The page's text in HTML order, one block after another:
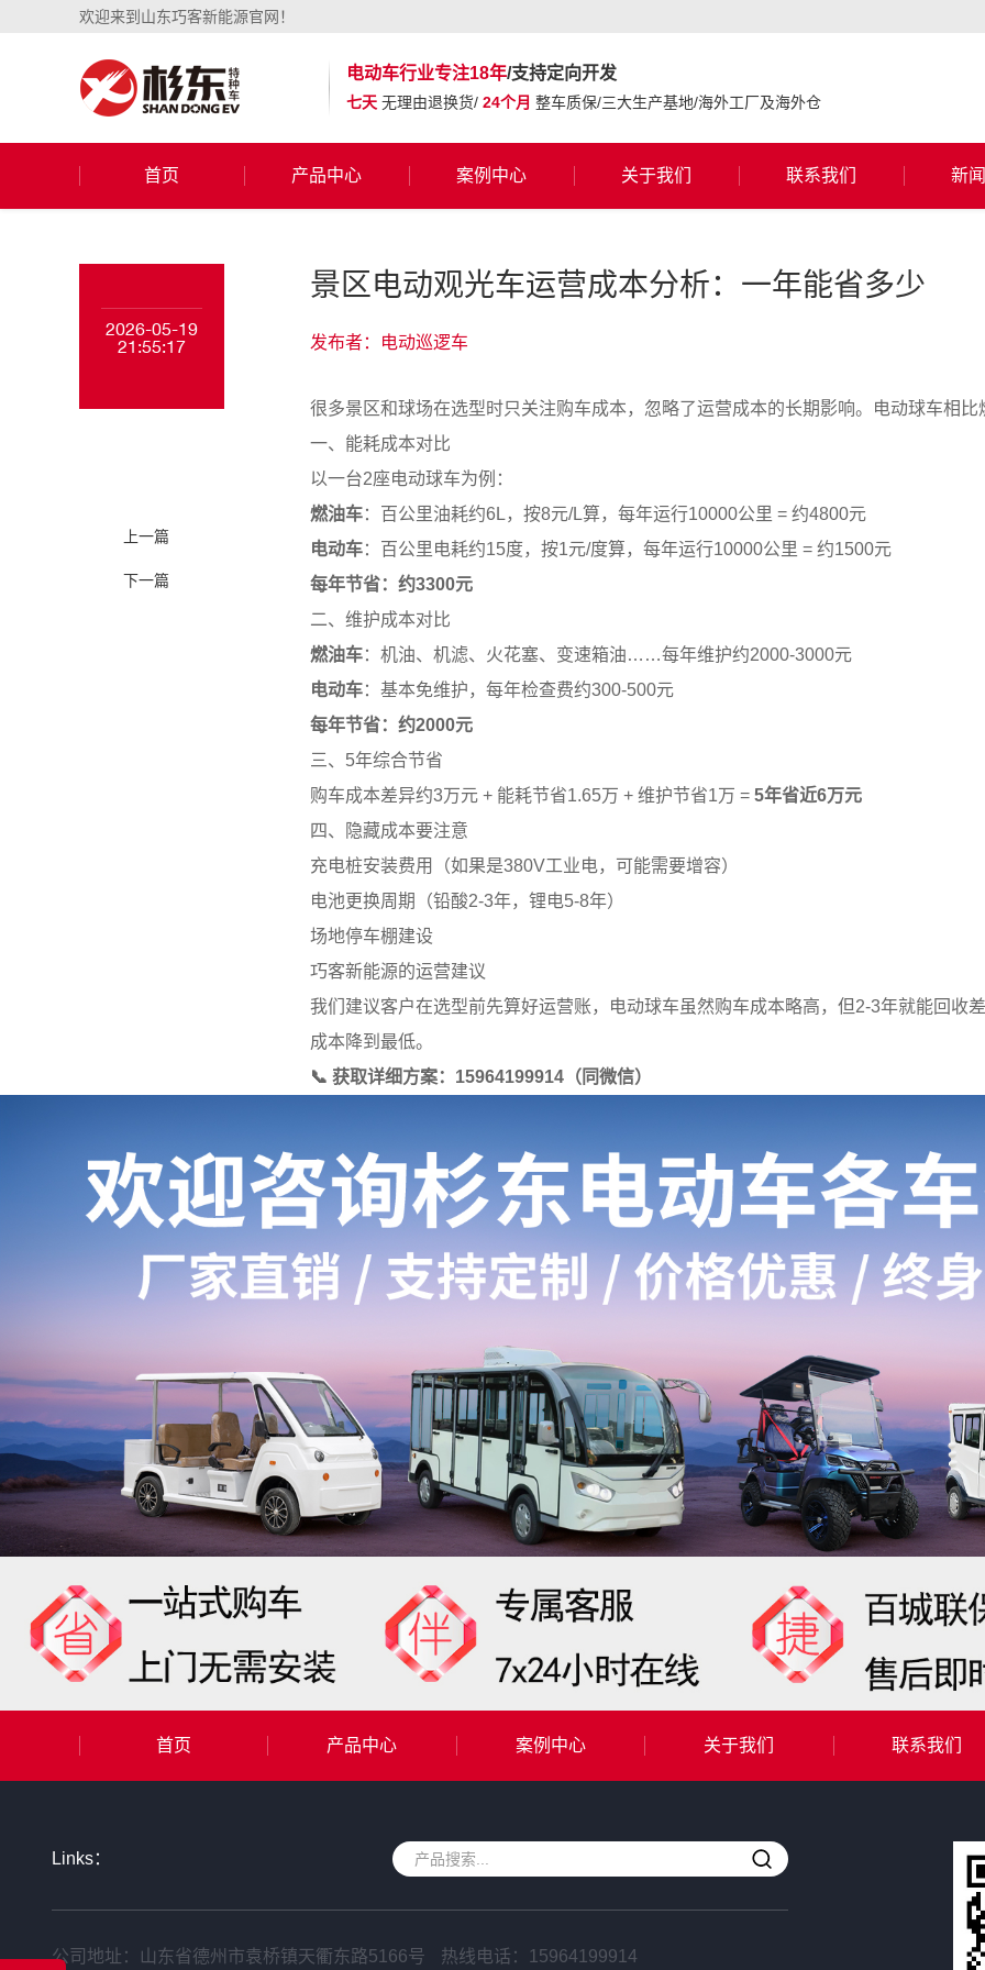
欢迎来到山东巧客新能源官网！
电动车行业专注18年/支持定向开发
七天 无理由退换货/ 24个月 整车质保/三大生产基地/海外工厂及海外仓
首页 产品中心 案例中心 关于我们 联系我们 新
2026-05-19
21:55:17
上一篇
下一篇
景区电动观光车运营成本分析：一年能省多少
发布者：电动巡逻车
很多景区和球场在选型时只关注购车成本，忽略了运营成本的长期影响。电动球车相
一、能耗成本对比
以一台2座电动球车为例：
燃油车：百公里油耗约6L，按8元/L算，每年运行10000公里 = 约4800元
电动车：百公里电耗约15度，按1元/度算，每年运行10000公里 = 约1500元
每年节省：约3300元
二、维护成本对比
燃油车：机油、机滤、火花塞、变速箱油……每年维护约2000-3000元
电动车：基本免维护，每年检查费约300-500元
每年节省：约2000元
三、5年综合节省
购车成本差异约3万元 + 能耗节省1.65万 + 维护节省1万 = 5年省近6万元
四、隐藏成本要注意
充电桩安装费用（如果是380V工业电，可能需要增容）
电池更换周期（铅酸2-3年，锂电5-8年）
场地停车棚建设
巧客新能源的运营建议
我们建议客户在选型前先算好运营账，电动球车虽然购车成本略高，但2-3年就能回收
成本降到最低。
📞 获取详细方案：15964199914（同微信）
首页 产品中心 案例中心 关于我们 联系我们
Links：
公司地址：山东省德州市袁桥镇天衢东路5166号 热线电话： 15964199914